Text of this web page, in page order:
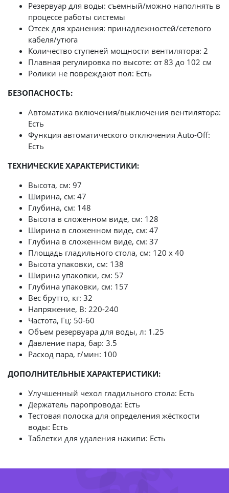
Резервуар для воды: съемный/можно наполнять в
процессе работы системы
Отсек для хранения: принадлежностей/сетевого
кабеля/утюга
Количество ступеней мощности вентилятора: 2
Плавная регулировка по высоте: от 83 до 102 см
Ролики не повреждают пол: Есть
БЕЗОПАСНОСТЬ:
Автоматика включения/выключения вентилятора:
Есть
Функция автоматического отключения Auto-Off:
Есть
ТЕХНИЧЕСКИЕ ХАРАКТЕРИСТИКИ:
Высота, см: 97
Ширина, см: 47
Глубина, см: 148
Высота в сложенном виде, см: 128
Ширина в сложенном виде, см: 47
Глубина в сложенном виде, см: 37
Площадь гладильного стола, см: 120 х 40
Высота упаковки, см: 138
Ширина упаковки, см: 57
Глубина упаковки, см: 157
Вес брутто, кг: 32
Напряжение, В: 220-240
Частота, Гц: 50-60
Объем резервуара для воды, л: 1.25
Давление пара, бар: 3.5
Расход пара, г/мин: 100
ДОПОЛНИТЕЛЬНЫЕ ХАРАКТЕРИСТИКИ:
Улучшенный чехол гладильного стола: Есть
Держатель паропровода: Есть
Тестовая полоска для определения жёсткости
воды: Есть
Таблетки для удаления накипи: Есть